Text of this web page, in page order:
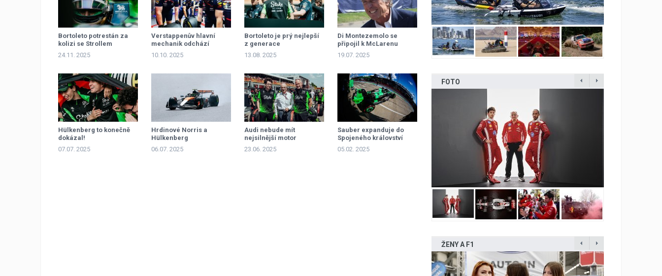
Bortoleto potrestán za
kolizi se Strollem
24.11. 2025
Verstappenův hlavní
mechanik odchází
10.10. 2025
Bortoleto je prý nejlepší
z generace
13.08. 2025
Di Montezemolo se
připojil k McLarenu
19.07. 2025
Hülkenberg to konečně
dokázal!
07.07. 2025
Hrdinové Norris a
Hülkenberg
06.07. 2025
Audi nebude mít
nejsilnější motor
23.06. 2025
Sauber expanduje do
Spojeného království
05.02. 2025
FOTO
ŽENY A F1